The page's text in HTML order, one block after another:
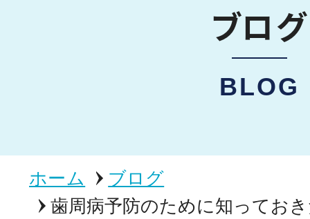
ブログ
BLOG
ホーム
ブログ
歯周病予防のために知ってお